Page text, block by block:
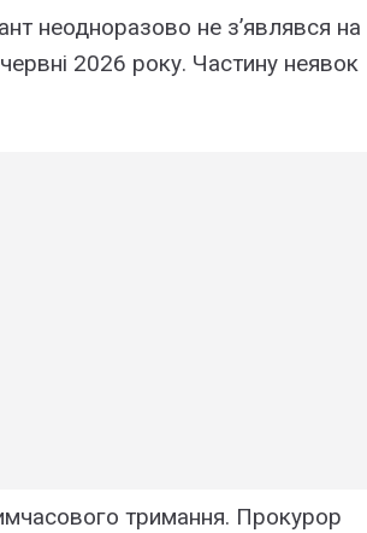
неодноразово не з’являвся на
2026 року. Частину неявок
тримання. Прокурор